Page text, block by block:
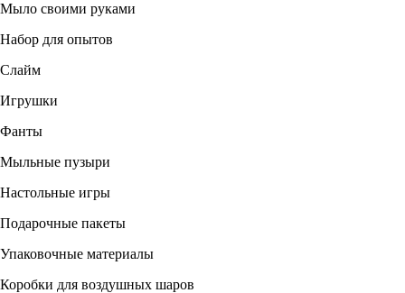
Мыло своими руками
Набор для опытов
Слайм
Игрушки
Фанты
Мыльные пузыри
Настольные игры
Подарочные пакеты
Упаковочные материалы
Коробки для воздушных шаров